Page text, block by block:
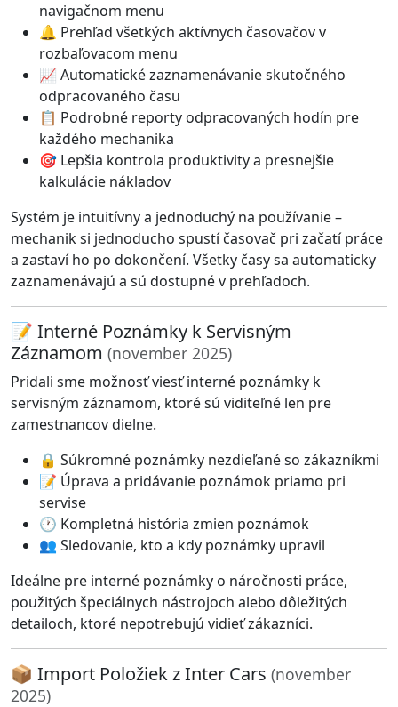
navigačnom menu
🔔 Prehľad všetkých aktívnych časovačov v
rozbaľovacom menu
📈 Automatické zaznamenávanie skutočného
odpracovaného času
📋 Podrobné reporty odpracovaných hodín pre
každého mechanika
🎯 Lepšia kontrola produktivity a presnejšie
kalkulácie nákladov
Systém je intuitívny a jednoduchý na používanie –
mechanik si jednoducho spustí časovač pri začatí práce
a zastaví ho po dokončení. Všetky časy sa automaticky
zaznamenávajú a sú dostupné v prehľadoch.
📝 Interné Poznámky k Servisným
Záznamom (november 2025)
Pridali sme možnosť viesť interné poznámky k
servisným záznamom, ktoré sú viditeľné len pre
zamestnancov dielne.
🔒 Súkromné poznámky nezdieľané so zákazníkmi
📝 Úprava a pridávanie poznámok priamo pri
servise
🕐 Kompletná história zmien poznámok
👥 Sledovanie, kto a kdy poznámky upravil
Ideálne pre interné poznámky o náročnosti práce,
použitých špeciálnych nástrojoch alebo dôležitých
detailoch, ktoré nepotrebujú vidieť zákazníci.
📦 Import Položiek z Inter Cars (november
2025)